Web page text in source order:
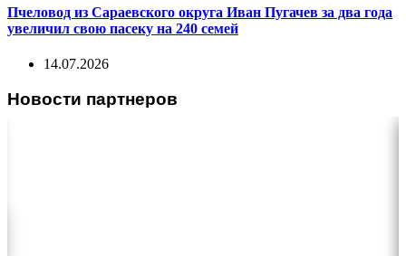
Пчеловод из Сараевского округа Иван Пугачев за два года
увеличил свою пасеку на 240 семей
14.07.2026
Новости партнеров